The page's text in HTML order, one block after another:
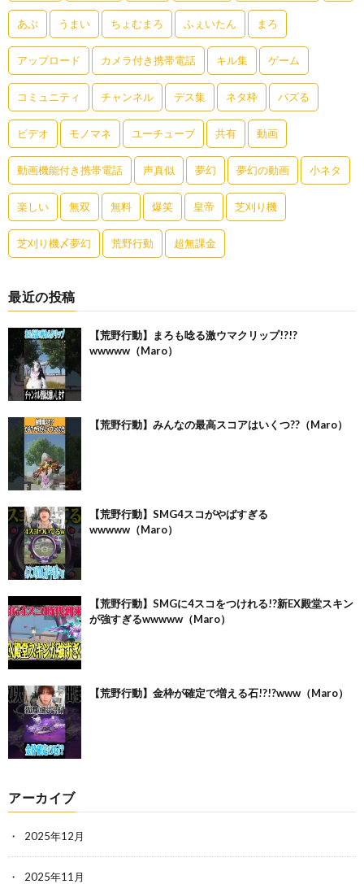
あぶ うまい ちょむまろ ふぇいたん まろ
アップロード カメラ付き携帯電話 キル集 ゲーム
コミュニティ チャンネル デス集 ネタ枠 バズる
ビデオ モノマネ ユーチューブ 共有 動画
動画機能付き携帯電話 声真似 夢幻 夢幻の動画 小ネタ
楽しい 無双 無料 爆笑 皇帝 芝刈り機
芝刈り機〆夢幻 荒野行動 超無課金
最近の投稿
【荒野行動】まろも唸る激ウマクリップ!?!?
wwwww（Maro）
【荒野行動】みんなの最高スコアはいくつ??（Maro）
【荒野行動】SMG4スコがやばすぎる
wwwww（Maro）
【荒野行動】SMGに4スコをつけれる!?新EX殿堂スキン
が強すぎるwwwww（Maro）
【荒野行動】金枠が確定で増える石!?!?www（Maro）
アーカイブ
2025年12月
2025年11月